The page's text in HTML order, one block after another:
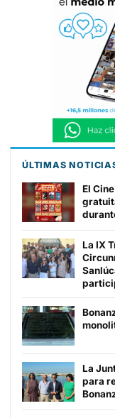
ÚLTIMAS
El
La IX
La
para